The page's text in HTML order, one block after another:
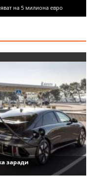
на 5 милиона евро
заради